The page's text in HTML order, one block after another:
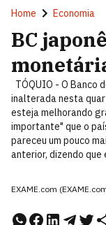
Home Economia
BC
TÓQUIO - O Banco
inalterada nesta
esteja melhorando
importante" que o
pareceu um pouco
anterior, dizendo
EXAME.com